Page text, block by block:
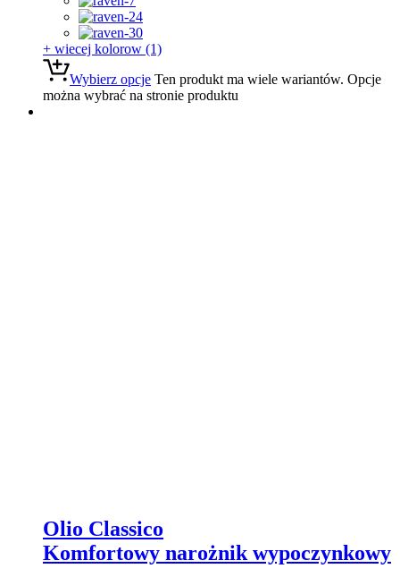
+ wiecej kolorow (1)
Wybierz opcje Ten produkt ma wiele wariantów. Opcje
można wybrać na stronie produktu
Olio Classico
Komfortowy narożnik wypoczynkowy